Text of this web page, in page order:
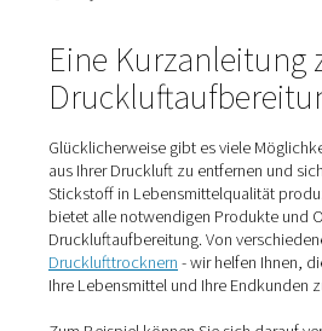
Die zweite Methode besteht
erzeugen. Dies ist viel
konstante Versorgung und
erforderlichen
Für die Stickstofferzeugung
Generator und einen
Umgebungsluft und leitet sie
von allen anderen Gasen,
Luft immer Schadstoffe